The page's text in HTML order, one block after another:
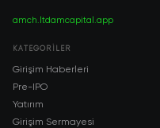
amch.ltdamcapital.app
KATEGORILER
Girişim Haberleri
Pre-IPO
Yatırım
Girişim Sermayesi